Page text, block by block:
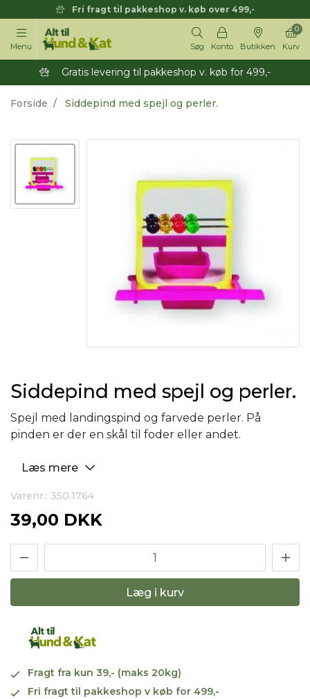
Fri fragt til pakkeshop v. køb over 499,-
Menu Søg Konto Butikken Kurv
0
Gratis levering til pakkeshop v. køb for 499,-
Forside Siddepind med spejl og perler.
Siddepind med spejl og perler.
Spejl med landingspind og farvede perler. På
pinden er der en skål til foder eller andet.
Læs mere
Varenr.: 350.1764
39,00 DKK
Læg i kurv
Fragt fra kun 39,- (maks 20kg)
Fri fragt til pakkeshop v køb for 499,-